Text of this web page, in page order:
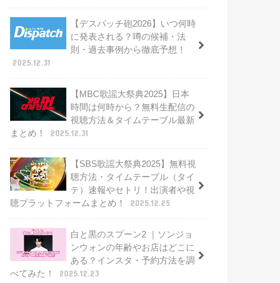
【デスパッチ砲2026】いつ何時
に発表される？噂の候補・法
則・過去事例から徹底予想！
2025.12.31
【MBC歌謡大祭典2025】日本
時間は何時から？無料生配信の
視聴方法＆タイムテーブル最新
まとめ！
2025.12.31
【SBS歌謡大祭典2025】無料視
聴方法・タイムテーブル（タイ
テ）速報やセトリ！出演者や視
聴プラットフォームまとめ！
2025.12.25
白と黒のスプーン2 ｜ソンジョ
ンウォンの年齢やお店はどこに
ある？インスタ・予約方法を調
べてみた！
2025.12.23